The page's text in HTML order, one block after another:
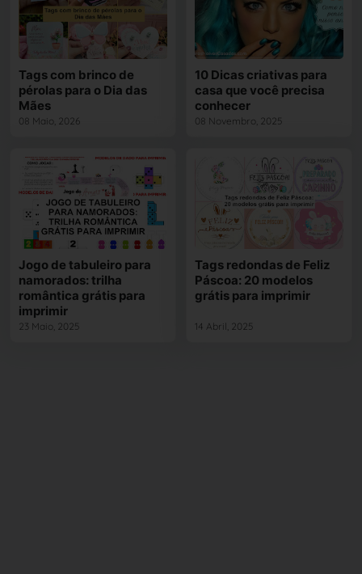
Tags com brinco de
pérolas para o Dia das
Mães
08 Maio, 2026
10 Dicas criativas para
casa que você precisa
conhecer
08 Novembro, 2025
Jogo de tabuleiro para
namorados: trilha
romântica grátis para
imprimir
23 Maio, 2025
Tags redondas de Feliz
Páscoa: 20 modelos
grátis para imprimir
14 Abril, 2025